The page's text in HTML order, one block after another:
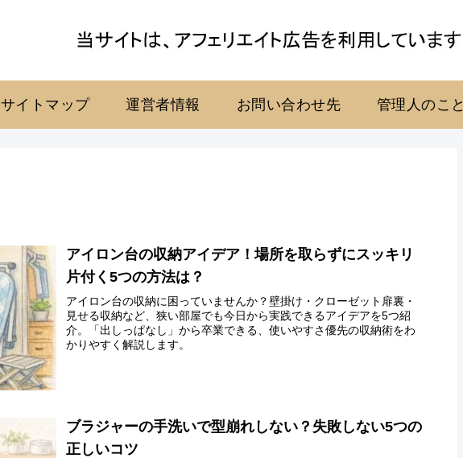
サイトマップ 運営者情報 お問い合わせ先 管理人のこと
アイロン台の収納アイデア！場所を取らずにスッキリ
片付く5つの方法は？
アイロン台の収納に困っていませんか？壁掛け・クローゼット扉裏・
見せる収納など、狭い部屋でも今日から実践できるアイデアを5つ紹
介。「出しっぱなし」から卒業できる、使いやすさ優先の収納術をわ
かりやすく解説します。
ブラジャーの手洗いで型崩れしない？失敗しない5つの
正しいコツ